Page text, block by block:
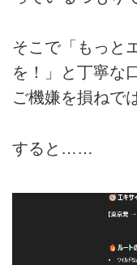
そこで「もっと
を！」と丁寧
ご機嫌を損ねで
すると……